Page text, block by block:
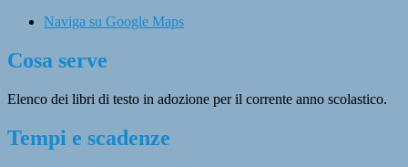
Naviga su Google Maps
Cosa serve
Elenco dei libri di testo in adozione per il corrente anno scolastico.
Tempi e scadenze